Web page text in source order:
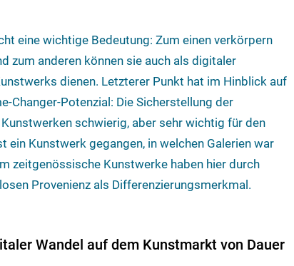
eine wichtige Bedeutung: Zum einen verkörpern
zum anderen können sie auch als digitaler
dienen. Letzterer Punkt hat im Hinblick auf
Changer-Potenzial: Die Sicherstellung der
schwierig, aber sehr wichtig für den
ein Kunstwerk gegangen, in welchen Galerien war
zeitgenössische Kunstwerke haben hier durch
Provenienz als Differenzierungsmerkmal.
Wandel auf dem Kunstmarkt von Dauer